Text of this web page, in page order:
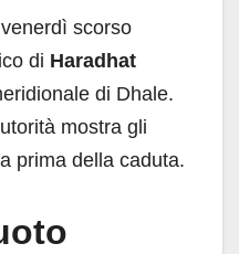
scorso
di Haradhat
di Dhale.
mostra gli
prima della caduta.